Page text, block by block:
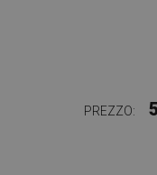
PREZZO: